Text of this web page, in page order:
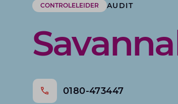
CONTROLELEIDER AUDIT
0180-473447